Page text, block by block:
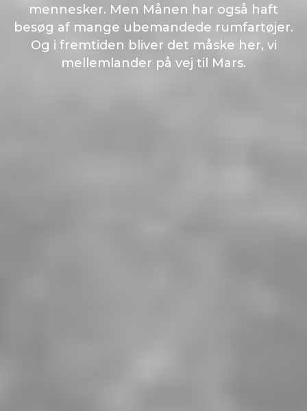
mennesker. Men Månen har også haft
besøg af mange ubemandede rumfartøjer.
Og i fremtiden bliver det måske her, vi
mellemlander på vej til Mars.